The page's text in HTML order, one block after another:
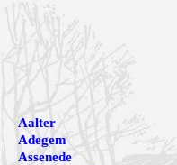
Aalter
Adegem
Assenede